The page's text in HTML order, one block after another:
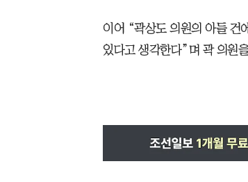
이어 “곽상도 의원의 아들 건
있다고 생각한다”며 곽 의원